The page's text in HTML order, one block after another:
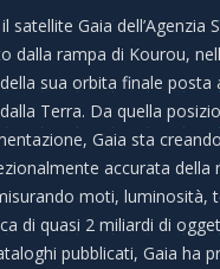
satellite Gaia dell’Agenzia
dalla rampa di Kourou,
sua orbita finale posta
Terra. Da quella
Gaia sta
accurata della
moti, luminosità,
di quasi 2 miliardi di
pubblicati, Gaia ha